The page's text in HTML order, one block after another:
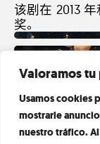
Valoramos
Usamos cookies
mostrarle
nuestro tráfico.
该剧在 2013
奖。
访问
活动